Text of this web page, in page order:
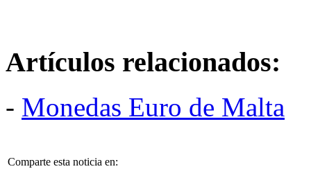
Artículos relacionados:
- Monedas Euro de Malta
Comparte esta noticia en: